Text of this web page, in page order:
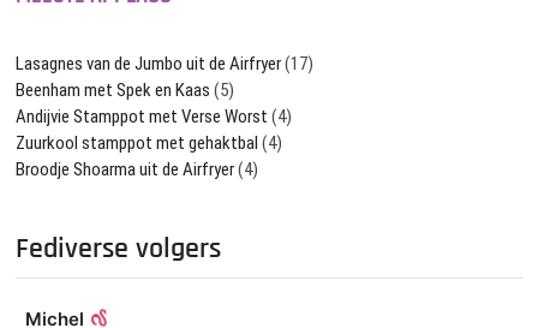
Lasagnes van de Jumbo uit de Airfryer(17)
Beenham met Spek en Kaas (5)
Andijvie Stamppot met Verse Worst (4)
Zuurkool stamppot met gehaktbal (4)
Broodje Shoarma uit de Airfryer(4)
Fediverse volgers
Michel